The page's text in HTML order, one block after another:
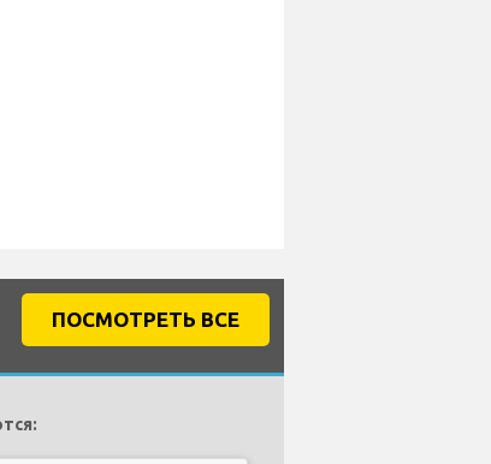
ПОСМОТРЕТЬ ВСЕ